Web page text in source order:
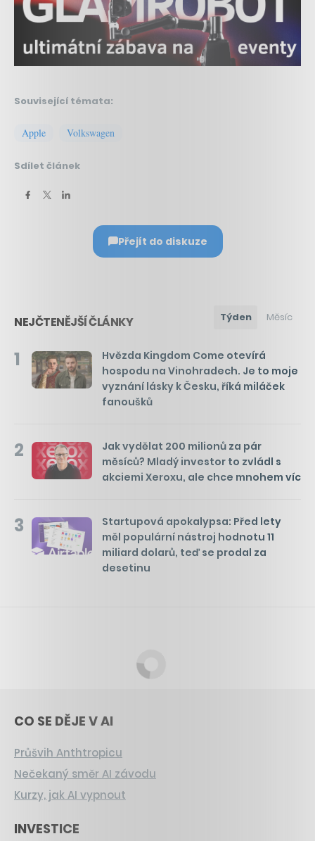
Související témata:
Apple Volkswagen
Sdílet článek
Přejít do diskuze
NEJČTENĚJŠÍ ČLÁNKY Týden Měsíc
1
Hvězda Kingdom Come otevírá
hospodu na Vinohradech. Je to moje
vyznání lásky k Česku, říká miláček
fanoušků
2
Jak vydělat 200 milionů za pár
měsíců? Mladý investor to zvládl s
akciemi Xeroxu, ale chce mnohem víc
3
Startupová apokalypsa: Před lety
měl populární nástroj hodnotu 11
miliard dolarů, teď se prodal za
desetinu
CO SE DĚJE V AI
Průšvih Anthtropicu
Nečekaný směr AI závodu
Kurzy, jak AI vypnout
INVESTICE